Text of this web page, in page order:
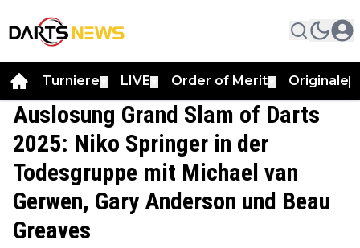
Turniere LIVE Order of Merit Originale
Auslosung Grand Slam of Darts
2025: Niko Springer in der
Todesgruppe mit Michael van
Gerwen, Gary Anderson und Beau
Greaves